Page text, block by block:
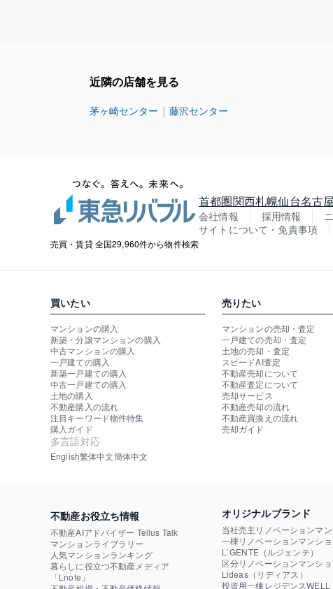
近隣の店舗を見る
茅ヶ崎センター 藤沢センター
売買・賃貸 全国29,960件から物件検索
首都圏関西札幌仙台名古
会社情報 採用情報
サイトについて・免責事項
買いたい
マンションの購入
新築・分譲マンションの購入
中古マンションの購入
一戸建ての購入
新築一戸建ての購入
中古一戸建ての購入
土地の購入
不動産購入の流れ
注目キーワード物件特集
購入ガイド
多言語対応
English繁体中文簡体中文
売りたい
マンションの売却・査定
一戸建ての売却・査定
土地の売却・査定
スピードAI査定
不動産売却について
不動産査定について
売却サービス
不動産売却の流れ
不動産買換えの流れ
売却ガイド
不動産お役立ち情報
不動産AIアドバイザー Tellus Talk
マンションライブラリー
人気マンションランキング
暮らしに役立つ不動産メディア
「Lnote」
オリジナルブランド
当社売主リノベーションマ
一棟リノベーションマンシ
L`GENTE（ルジェンテ）
区分リノベーションマンシ
Lideas（リディアス）
投資用一棟レジデンスWELL